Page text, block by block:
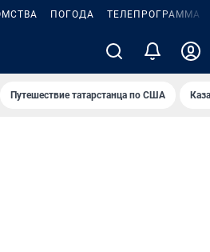
ПОГОДА ТЕЛЕПРОГРАММА
Путешествие татарстанца по США